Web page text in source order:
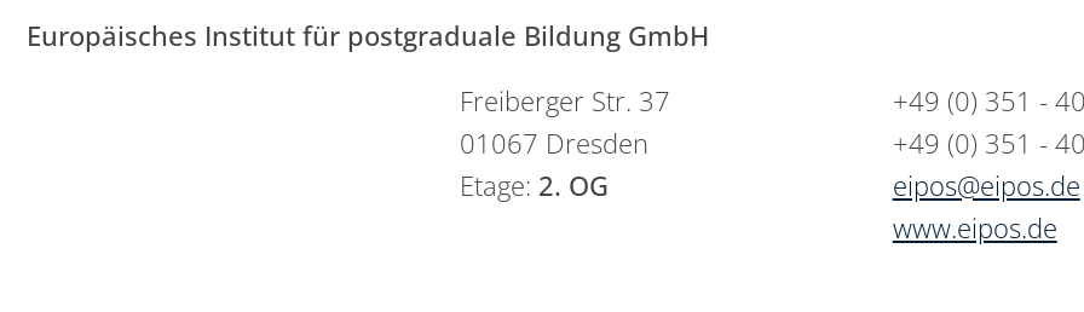
Europäisches Institut für postgraduale Bildung GmbH
Freiberger Str. 37
01067 Dresden
Etage: 2. OG
+49 (0) 351 -
+49 (0) 351 -
eipos@eipos.de
www.eipos.de